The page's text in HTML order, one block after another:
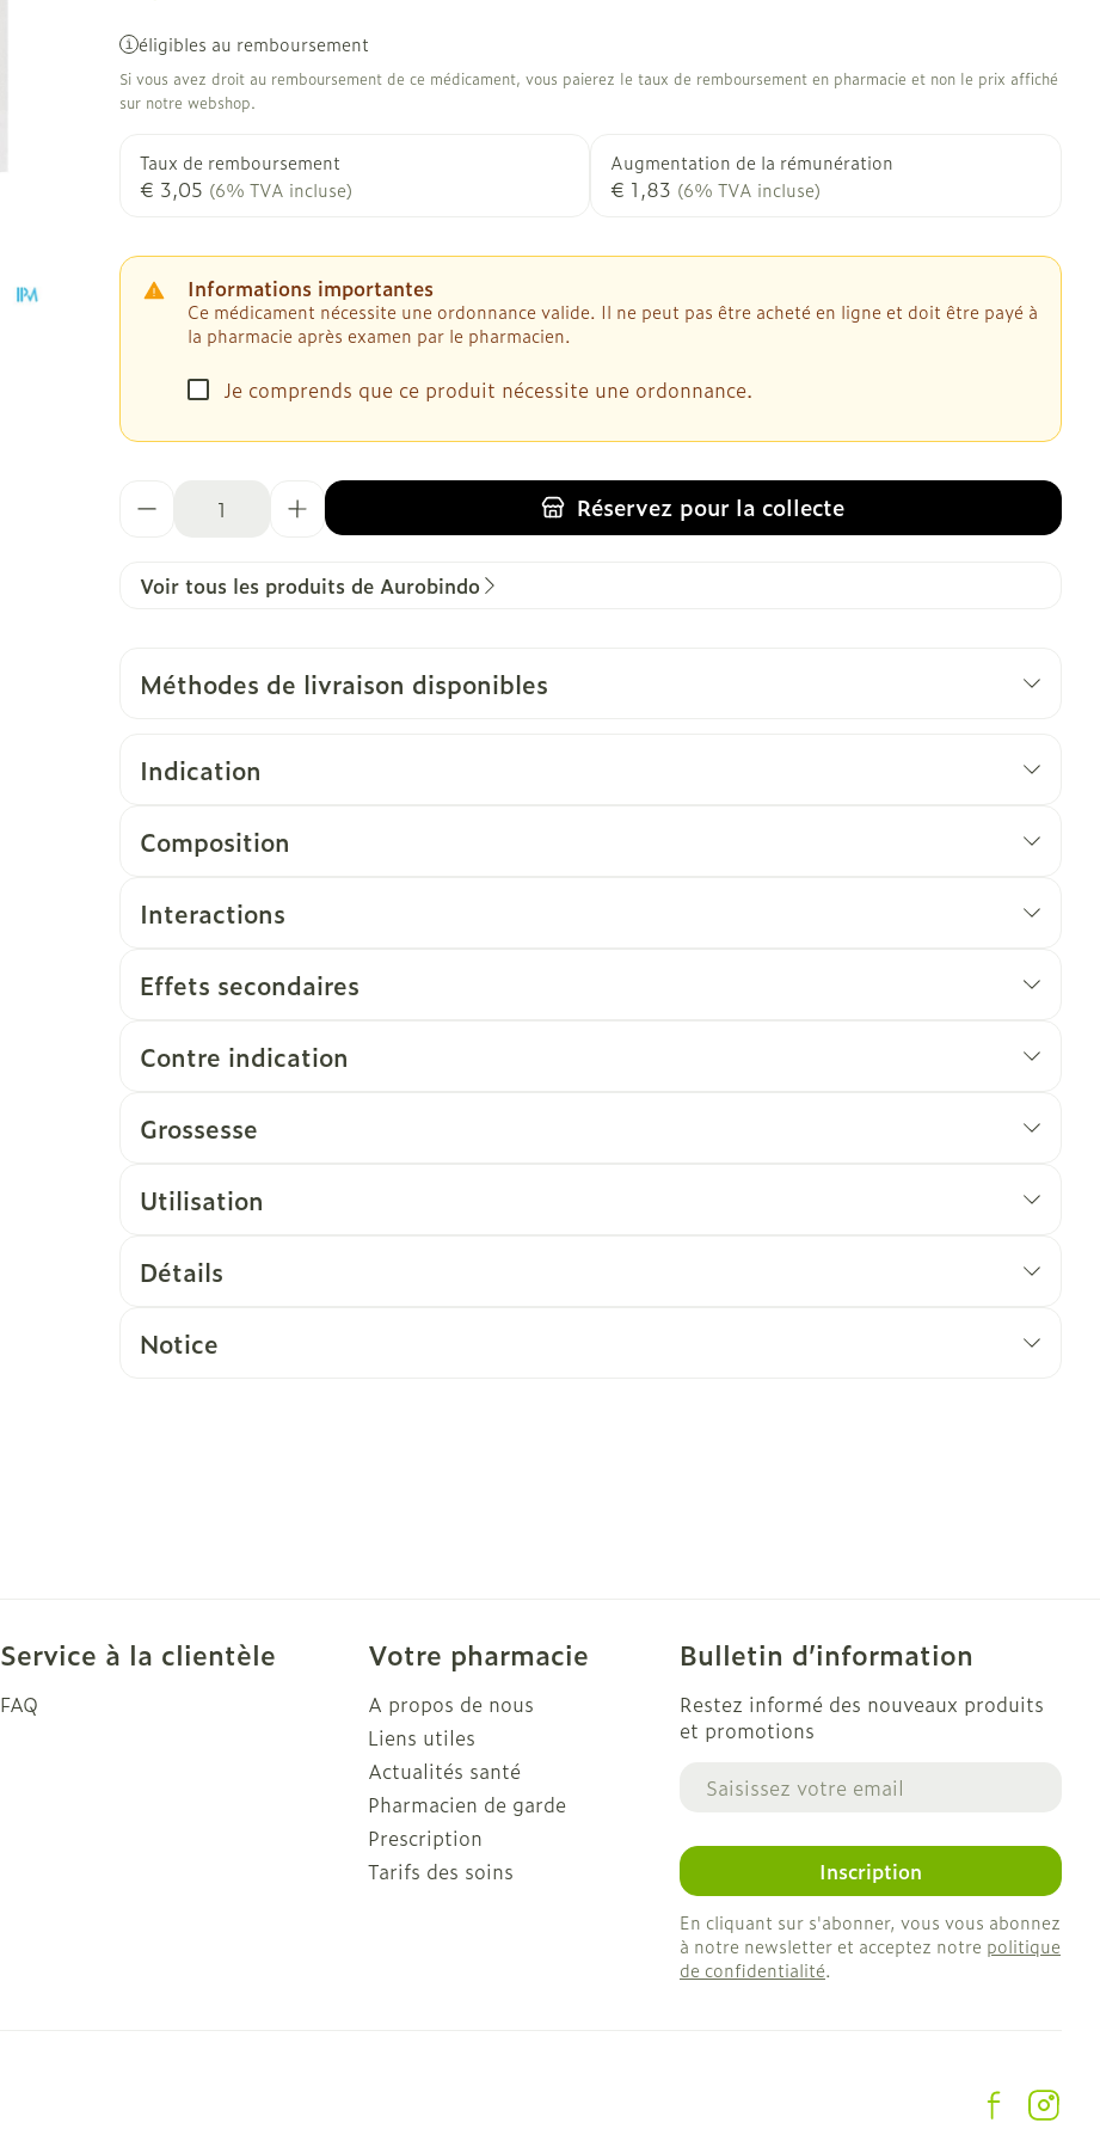
éligibles au remboursement
Si vous avez droit au remboursement de ce médicament, vous paierez le taux de remboursement en pharmacie et non le prix affiché
sur notre webshop.
Taux de remboursement
€ 3,05 (6% TVA incluse)
Augmentation de la rémunération
€ 1,83 (6% TVA incluse)
Informations importantes
Ce médicament nécessite une ordonnance valide. Il ne peut pas être acheté en ligne et doit être payé à
la pharmacie après examen par le pharmacien.
Je comprends que ce produit nécessite une ordonnance.
Réservez pour la collecte
Voir tous les produits de Aurobindo
Méthodes de livraison disponibles
Indication
Composition
Interactions
Effets secondaires
Contre indication
Grossesse
Utilisation
Détails
Notice
Service à la clientèle
FAQ
Votre pharmacie
A propos de nous
Liens utiles
Actualités santé
Pharmacien de garde
Prescription
Tarifs des soins
Bulletin d’information
Restez informé des nouveaux produits
et promotions
Adresse mail
Inscription
En cliquant sur s'abonner, vous vous abonnez
à notre newsletter et acceptez notre politique
de confidentialité.